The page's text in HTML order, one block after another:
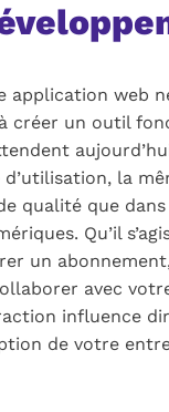
application web
créer un outil
la
qualité que
Qu’il
un
avec
influence
de votre